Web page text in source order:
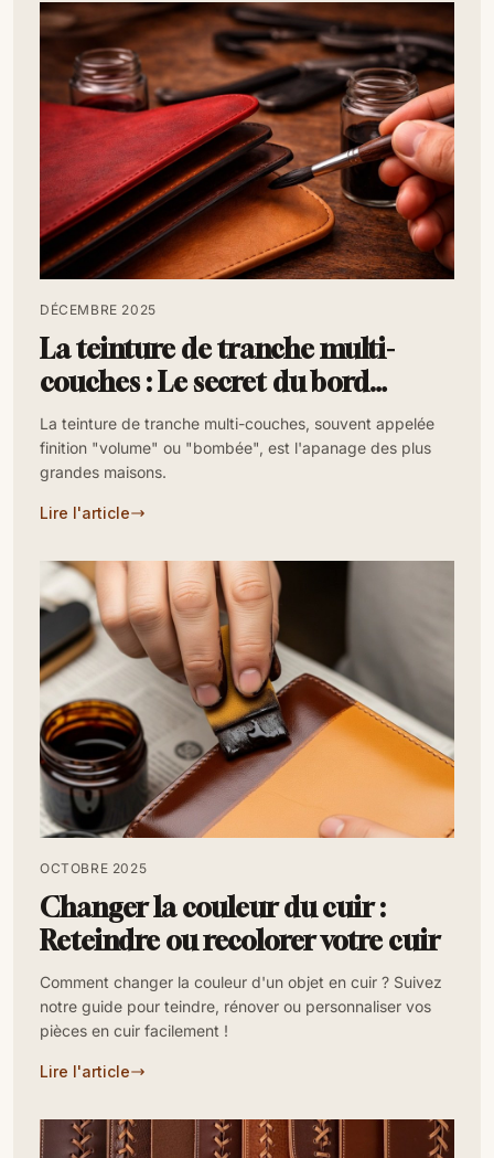
DÉCEMBRE 2025
La teinture de tranche multi-
couches : Le secret du bord
volume
La teinture de tranche multi-couches, souvent appelée
finition "volume" ou "bombée", est l'apanage des plus
grandes maisons.
Lire l'article
OCTOBRE 2025
Changer la couleur du cuir :
Reteindre ou recolorer votre cuir
Comment changer la couleur d'un objet en cuir ? Suivez
notre guide pour teindre, rénover ou personnaliser vos
pièces en cuir facilement !
Lire l'article